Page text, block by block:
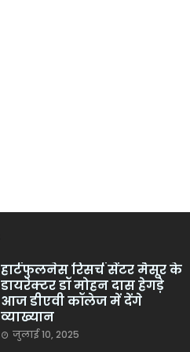
हार्टफुलनेस रिसर्च सेंटर मैसूर के
डायरेक्टर डॉ मोहन दास हेगड़े
आज डीएवी कॉलेज में देंगे
व्याख्यान
जुलाई 10, 2025